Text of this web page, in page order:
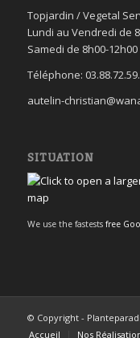
Topjardin / Vegetal
Lundi au Vendredi de
Samedi de 8h00-12h00
Téléphone:
autelin-
SITUATION
We use the fastests free
© Copyright -
Accueil
Nos